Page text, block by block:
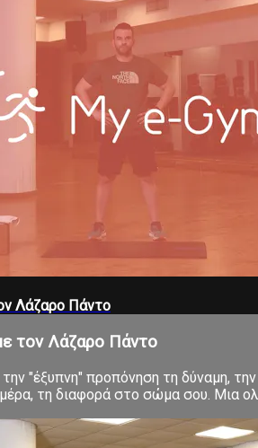
Λάζαρο Πάντο
τον Λάζαρο Πάντο
"έξυπνη" προπόνηση τη δύναμη,
τη διαφορά στο σώμα σου. Μια